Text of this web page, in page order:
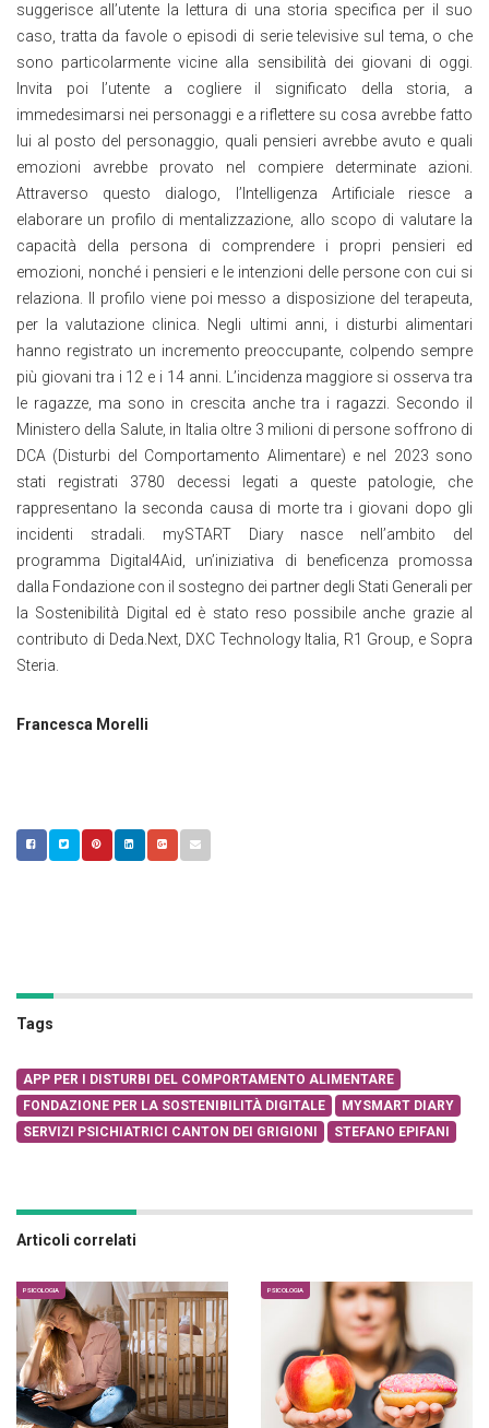
suggerisce all’utente la lettura di una storia specifica per il suo
caso, tratta da favole o episodi di serie televisive sul tema, o che
sono particolarmente vicine alla sensibilità dei giovani di oggi.
Invita poi l’utente a cogliere il significato della storia, a
immedesimarsi nei personaggi e a riflettere su cosa avrebbe fatto
lui al posto del personaggio, quali pensieri avrebbe avuto e quali
emozioni avrebbe provato nel compiere determinate azioni.
Attraverso questo dialogo, l’Intelligenza Artificiale riesce a
elaborare un profilo di mentalizzazione, allo scopo di valutare la
capacità della persona di comprendere i propri pensieri ed
emozioni, nonché i pensieri e le intenzioni delle persone con cui si
relaziona. Il profilo viene poi messo a disposizione del terapeuta,
per la valutazione clinica. Negli ultimi anni, i disturbi alimentari
hanno registrato un incremento preoccupante, colpendo sempre
più giovani tra i 12 e i 14 anni. L’incidenza maggiore si osserva tra
le ragazze, ma sono in crescita anche tra i ragazzi. Secondo il
Ministero della Salute, in Italia oltre 3 milioni di persone soffrono di
DCA (Disturbi del Comportamento Alimentare) e nel 2023 sono
stati registrati 3780 decessi legati a queste patologie, che
rappresentano la seconda causa di morte tra i giovani dopo gli
incidenti stradali. mySTART Diary nasce nell’ambito del
programma Digital4Aid, un’iniziativa di beneficenza promossa
dalla Fondazione con il sostegno dei partner degli Stati Generali per
la Sostenibilità Digital ed è stato reso possibile anche grazie al
contributo di Deda.Next, DXC Technology Italia, R1 Group, e Sopra
Steria.
Francesca Morelli
Tags
APP PER I DISTURBI DEL COMPORTAMENTO ALIMENTARE
FONDAZIONE PER LA SOSTENIBILITÀ DIGITALE
MYSMART DIARY
SERVIZI PSICHIATRICI CANTON DEI GRIGIONI
STEFANO EPIFANI
Articoli correlati
PSICOLOGIA PSICOLOGIA